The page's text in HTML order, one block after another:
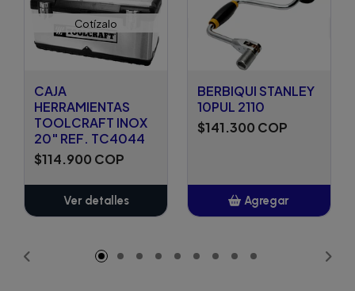
Cotízalo
CAJA
HERRAMIENTAS
TOOLCRAFT INOX
20" REF. TC4044
$114.900 COP
Ver detalles
BERBIQUI STANLEY
10PUL 2110
$141.300 COP
Agregar